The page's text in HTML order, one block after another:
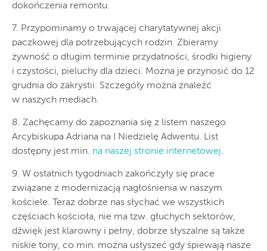
dokończenia remontu.
7. Przypominamy o trwającej charytatywnej akcji
paczkowej dla potrzebujących rodzin. Zbieramy
żywność o długim terminie przydatności, środki higieny
i czystości, pieluchy dla dzieci. Można je przynosić do 12
grudnia do zakrystii. Szczegóły można znaleźć
w naszych mediach.
8. Zachęcamy do zapoznania się z listem naszego
Arcybiskupa Adriana na I Niedzielę Adwentu. List
dostępny jest min. na naszej stronie internetowej.
9. W ostatnich tygodniach zakończyły się prace
związane z modernizacją nagłośnienia w naszym
kościele. Teraz dobrze nas słychać we wszystkich
częściach kościoła, nie ma tzw. głuchych sektorów,
dźwięk jest klarowny i pełny, dobrze słyszalne są także
niskie tony, co min. można usłyszeć gdy śpiewają nasze